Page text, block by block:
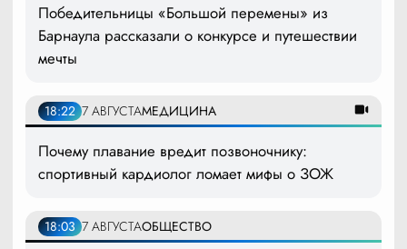
Победительницы «Большой перемены» из
Барнаула рассказали о конкурсе и путешествии
мечты
18:22 7 АВГУСТАМЕДИЦИНА
Почему плавание вредит позвоночнику:
спортивный кардиолог ломает мифы о ЗОЖ
18:03 7 АВГУСТАОБЩЕСТВО